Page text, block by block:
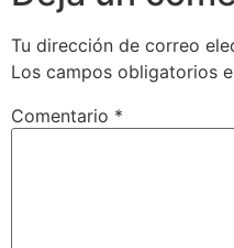
Tu dirección de correo
Los campos obligatorios
Comentario *